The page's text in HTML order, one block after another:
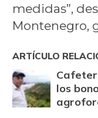
medidas”,
Montenegro,
ARTÍCULO
los